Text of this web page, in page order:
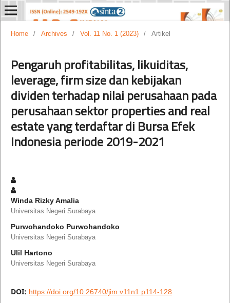
Home / Archives / Vol. 11 No. 1 (2023) / Artikel
Pengaruh profitabilitas, likuiditas,
leverage, firm size dan kebijakan
dividen terhadap nilai perusahaan pada
perusahaan sektor properties and real
estate yang terdaftar di Bursa Efek
Indonesia periode 2019-2021
Winda Rizky Amalia
Universitas Negeri Surabaya
Purwohandoko Purwohandoko
Universitas Negeri Surabaya
Ulil Hartono
Universitas Negeri Surabaya
DOI: https://doi.org/10.26740/jim.v11n1.p114-128